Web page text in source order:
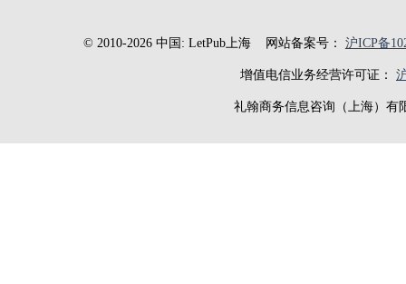
© 2010-2026 中国: LetPub上海网站备案号： 沪ICP备
增值电信业务经营许可证：
礼翰商务信息咨询（上海）